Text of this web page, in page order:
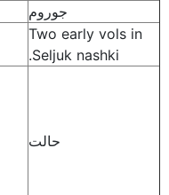
جوروم
Two early vols in
Seljuk nashki.
حالت